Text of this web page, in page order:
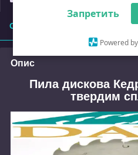
Запретить
Powered
Опис
Опис
Пила дискова
твердим